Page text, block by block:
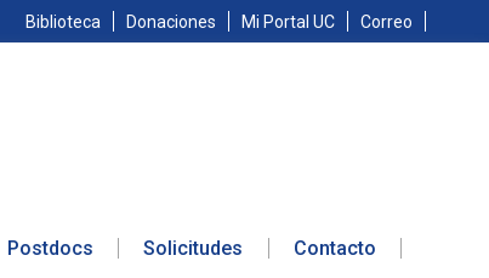
Biblioteca Donaciones Mi Portal UC Correo
Postdocs Solicitudes Contacto